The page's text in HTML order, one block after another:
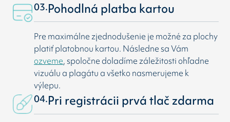
03.Pohodlná platba kartou
Pre maximálne zjednodušenie je možné za plochy
platiť platobnou kartou. Následne sa Vám
ozveme, spoločne doladíme záležitosti ohľadne
vizuálu a plagátu a všetko nasmerujeme k
výlepu.
04.Pri registrácii prvá tlač zdarma